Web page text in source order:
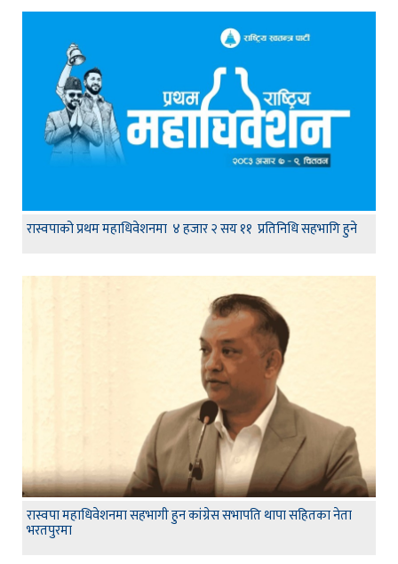
रास्वपाको प्रथम महाधिवेशनमा ४ हजार २ सय ११ प्रतिनिधि सहभागि हुने
रास्वपा महाधिवेशनमा सहभागी हुन कांग्रेस सभापति थापा सहितका नेता
भरतपुरमा